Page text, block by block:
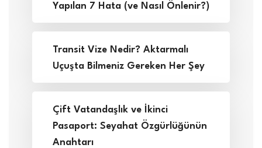
Yapılan 7 Hata (ve Nasıl Önlenir?)
Transit Vize Nedir? Aktarmalı
Uçuşta Bilmeniz Gereken Her Şey
Çift Vatandaşlık ve İkinci
Pasaport: Seyahat Özgürlüğünün
Anahtarı